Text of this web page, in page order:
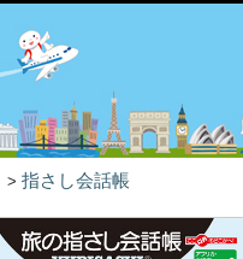
> 指さし会話帳